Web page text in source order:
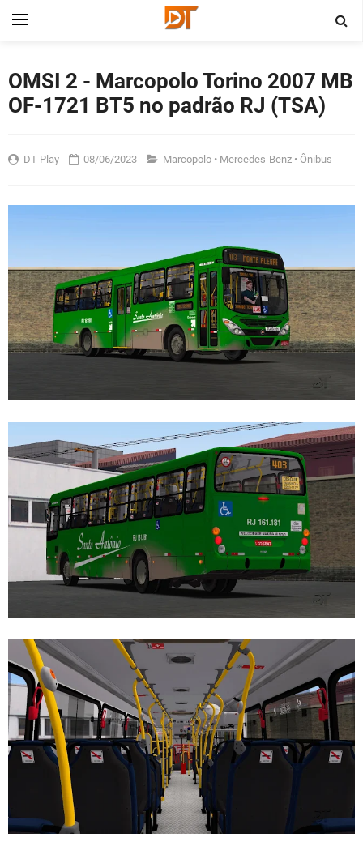
OMSI 2 - Marcopolo Torino 2007 MB
OF-1721 BT5 no padrão RJ (TSA)
DT Play 08/06/2023 Marcopolo • Mercedes-Benz • Ônibus